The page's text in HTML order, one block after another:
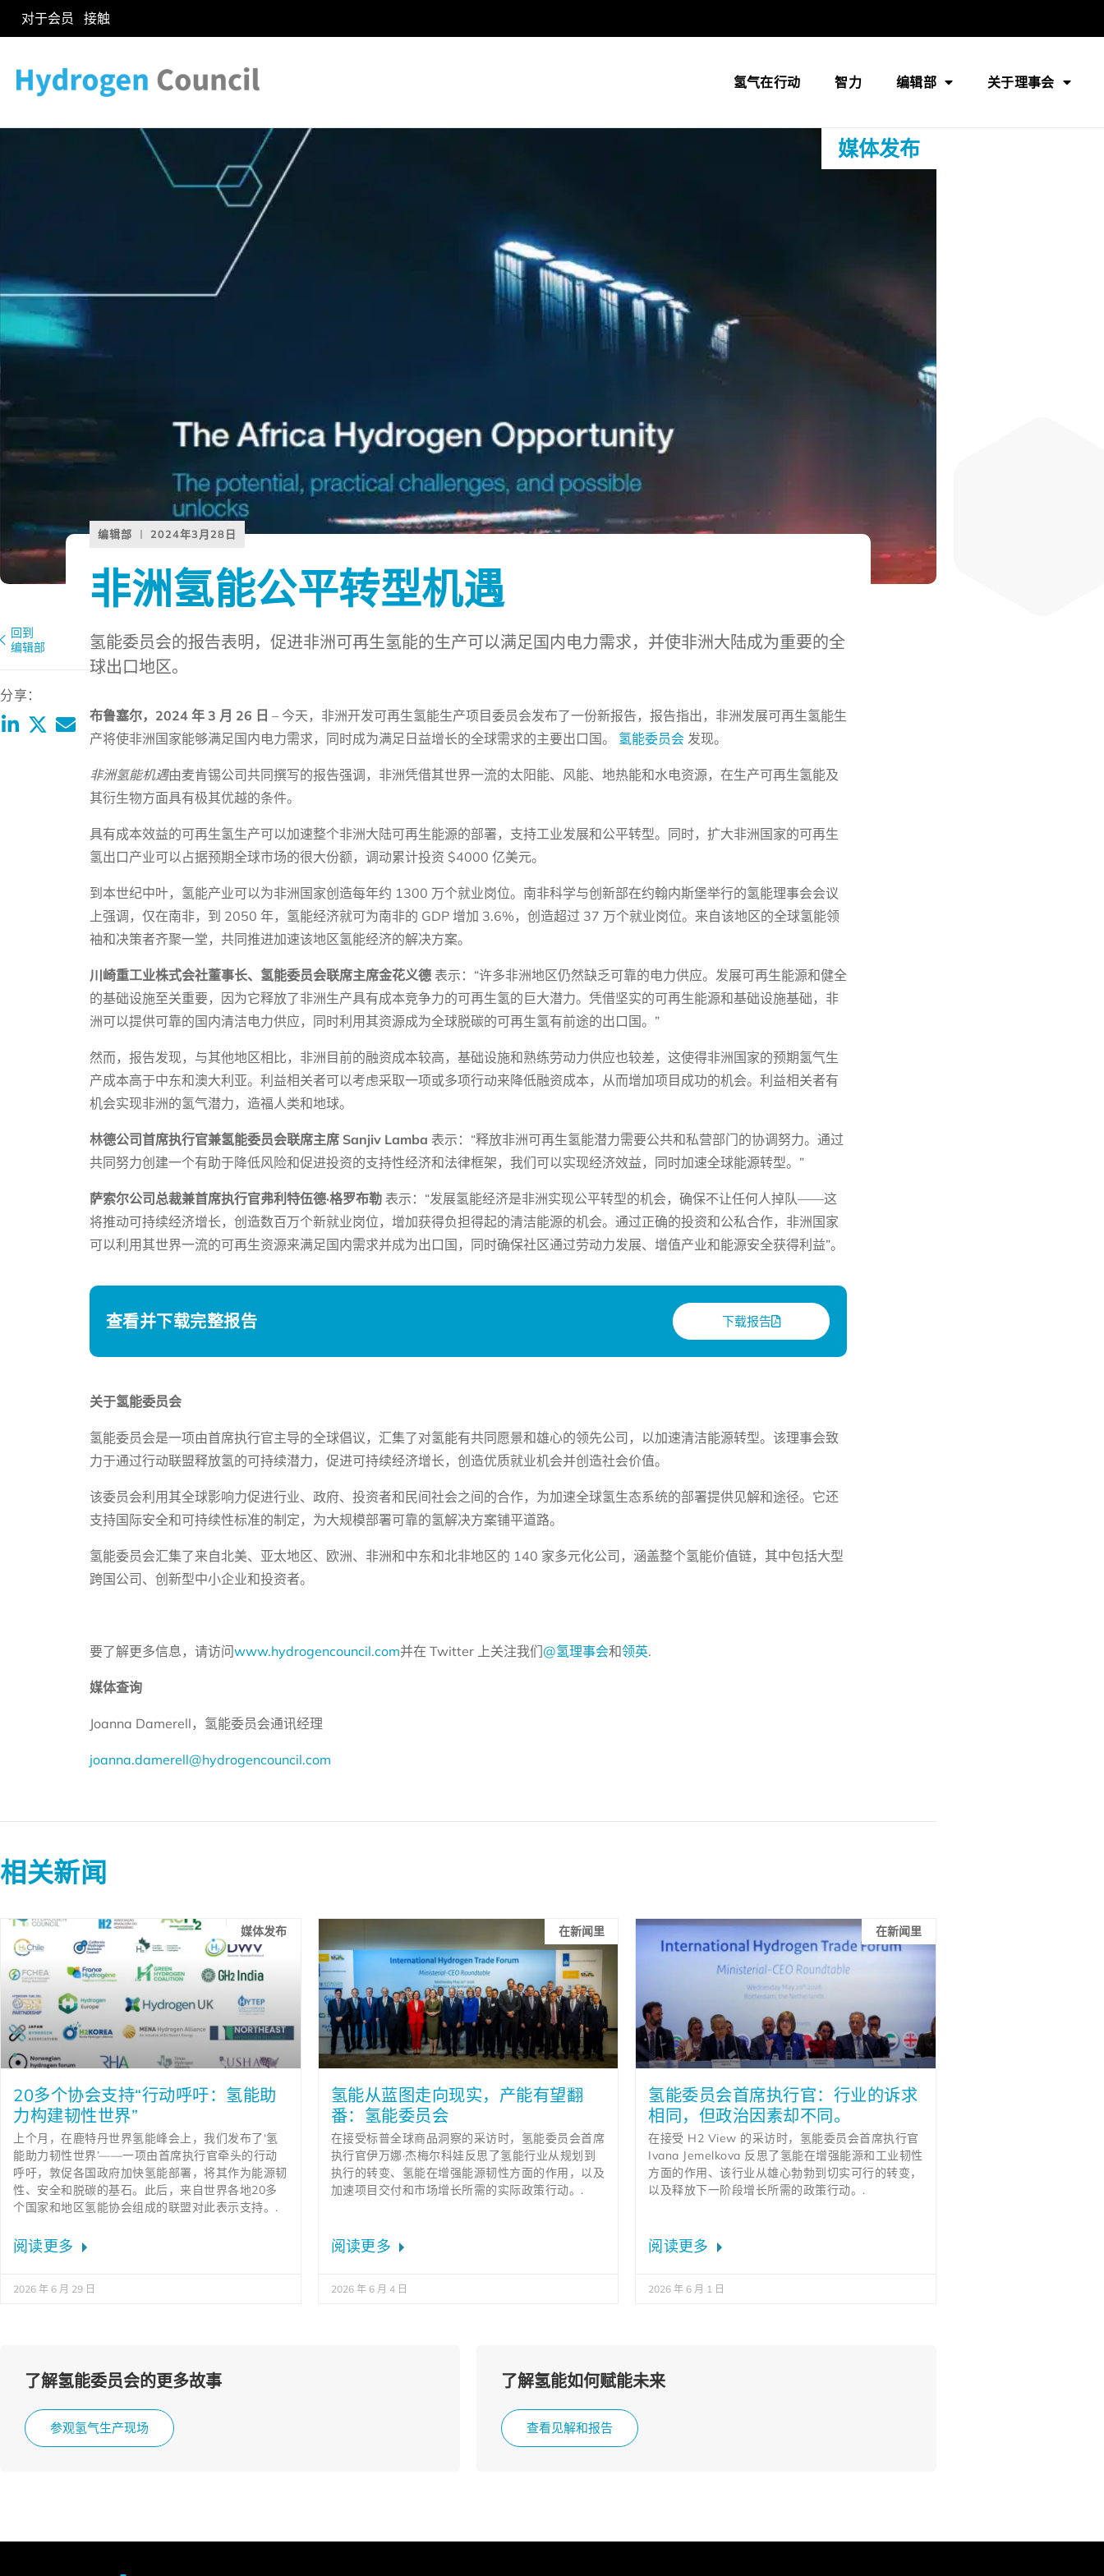
对于会员 接触
氢气在行动 智力 编辑部 关于理事会
媒体发布
回到
编辑部
分享：
编辑部 2024年3月28日
非洲氢能公平转型机遇
氢能委员会的报告表明，促进非洲可再生氢能的生产可以满足国内电力需求，并使非洲大陆成为重要的全
球出口地区。
布鲁塞尔，2024 年 3 月 26 日 – 今天，非洲开发可再生氢能生产项目委员会发布了一份新报告，报告指出，非洲发展可再生氢能生
产将使非洲国家能够满足国内电力需求，同时成为满足日益增长的全球需求的主要出口国。 氢能委员会发现。
非洲氢能机遇由麦肯锡公司共同撰写的报告强调，非洲凭借其世界一流的太阳能、风能、地热能和水电资源，在生产可再生氢能及
其衍生物方面具有极其优越的条件。
具有成本效益的可再生氢生产可以加速整个非洲大陆可再生能源的部署，支持工业发展和公平转型。同时，扩大非洲国家的可再生
氢出口产业可以占据预期全球市场的很大份额，调动累计投资 $4000 亿美元。
到本世纪中叶，氢能产业可以为非洲国家创造每年约 1300 万个就业岗位。南非科学与创新部在约翰内斯堡举行的氢能理事会会议
上强调，仅在南非，到 2050 年，氢能经济就可为南非的 GDP 增加 3.6%，创造超过 37 万个就业岗位。来自该地区的全球氢能领
袖和决策者齐聚一堂，共同推进加速该地区氢能经济的解决方案。
川崎重工业株式会社董事长、氢能委员会联席主席金花义德表示：“许多非洲地区仍然缺乏可靠的电力供应。发展可再生能源和健全
的基础设施至关重要，因为它释放了非洲生产具有成本竞争力的可再生氢的巨大潜力。凭借坚实的可再生能源和基础设施基础，非
洲可以提供可靠的国内清洁电力供应，同时利用其资源成为全球脱碳的可再生氢有前途的出口国。”
然而，报告发现，与其他地区相比，非洲目前的融资成本较高，基础设施和熟练劳动力供应也较差，这使得非洲国家的预期氢气生
产成本高于中东和澳大利亚。利益相关者可以考虑采取一项或多项行动来降低融资成本，从而增加项目成功的机会。利益相关者有
机会实现非洲的氢气潜力，造福人类和地球。
林德公司首席执行官兼氢能委员会联席主席 Sanjiv Lamba 表示：“释放非洲可再生氢能潜力需要公共和私营部门的协调努力。通过
共同努力创建一个有助于降低风险和促进投资的支持性经济和法律框架，我们可以实现经济效益，同时加速全球能源转型。”
萨索尔公司总裁兼首席执行官弗利特伍德·格罗布勒 表示：“发展氢能经济是非洲实现公平转型的机会，确保不让任何人掉队——这
将推动可持续经济增长，创造数百万个新就业岗位，增加获得负担得起的清洁能源的机会。通过正确的投资和公私合作，非洲国家
可以利用其世界一流的可再生资源来满足国内需求并成为出口国，同时确保社区通过劳动力发展、增值产业和能源安全获得利益”。
查看并下载完整报告 下载报告
关于氢能委员会
氢能委员会是一项由首席执行官主导的全球倡议，汇集了对氢能有共同愿景和雄心的领先公司，以加速清洁能源转型。该理事会致
力于通过行动联盟释放氢的可持续潜力，促进可持续经济增长，创造优质就业机会并创造社会价值。
该委员会利用其全球影响力促进行业、政府、投资者和民间社会之间的合作，为加速全球氢生态系统的部署提供见解和途径。它还
支持国际安全和可持续性标准的制定，为大规模部署可靠的氢解决方案铺平道路。
氢能委员会汇集了来自北美、亚太地区、欧洲、非洲和中东和北非地区的 140 家多元化公司，涵盖整个氢能价值链，其中包括大型
跨国公司、创新型中小企业和投资者。
要了解更多信息，请访问www.hydrogencouncil.com并在 Twitter 上关注我们@氢理事会和领英.
媒体查询
Joanna Damerell，氢能委员会通讯经理
joanna.damerell@hydrogencouncil.com
相关新闻
媒体发布
20多个协会支持“行动呼吁：氢能助
力构建韧性世界”
上个月，在鹿特丹世界氢能峰会上，我们发布了‘氢
能助力韧性世界’——一项由首席执行官牵头的行动
呼吁，敦促各国政府加快氢能部署，将其作为能源韧
性、安全和脱碳的基石。此后，来自世界各地20多
个国家和地区氢能协会组成的联盟对此表示支持。.
阅读更多
2026 年 6 月 29 日
在新闻里
氢能从蓝图走向现实，产能有望翻
番：氢能委员会
在接受标普全球商品洞察的采访时，氢能委员会首席
执行官伊万娜·杰梅尔科娃反思了氢能行业从规划到
执行的转变、氢能在增强能源韧性方面的作用，以及
加速项目交付和市场增长所需的实际政策行动。.
阅读更多
2026 年 6 月 4 日
在新闻里
氢能委员会首席执行官：行业的诉求
相同，但政治因素却不同。
在接受 H2 View 的采访时，氢能委员会首席执行官
Ivana Jemelkova 反思了氢能在增强能源和工业韧性
方面的作用、该行业从雄心勃勃到切实可行的转变，
以及释放下一阶段增长所需的政策行动。.
阅读更多
2026 年 6 月 1 日
了解氢能委员会的更多故事
参观氢气生产现场
了解氢能如何赋能未来
查看见解和报告